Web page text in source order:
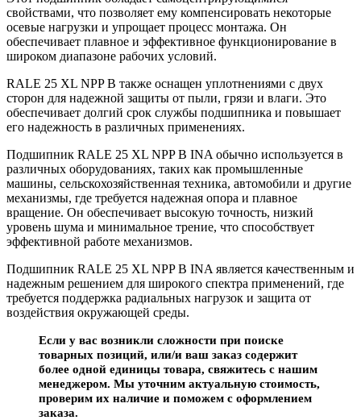
свойствами, что позволяет ему компенсировать некоторые
осевые нагрузки и упрощает процесс монтажа. Он
обеспечивает плавное и эффективное функционирование в
широком диапазоне рабочих условий.
RALE 25 XL NPP B также оснащен уплотнениями с двух
сторон для надежной защиты от пыли, грязи и влаги. Это
обеспечивает долгий срок службы подшипника и повышает
его надежность в различных применениях.
Подшипник RALE 25 XL NPP B INA обычно используется в
различных оборудованиях, таких как промышленные
машины, сельскохозяйственная техника, автомобили и другие
механизмы, где требуется надежная опора и плавное
вращение. Он обеспечивает высокую точность, низкий
уровень шума и минимальное трение, что способствует
эффективной работе механизмов.
Подшипник RALE 25 XL NPP B INA является качественным и
надежным решением для широкого спектра применений, где
требуется поддержка радиальных нагрузок и защита от
воздействия окружающей среды.
Если у вас возникли сложности при поиске
товарных позиций, или/и ваш заказ содержит
более одной единицы товара, свяжитесь с нашим
менеджером. Мы уточним актуальную стоимость,
проверим их наличие и поможем с оформлением
заказа.